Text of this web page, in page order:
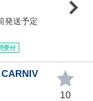
発送予定
受付
10